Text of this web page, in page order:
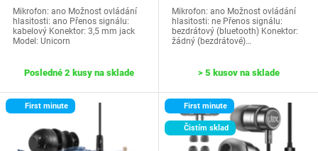
Mikrofon: ano Možnost ovládání
hlasitosti: ano Přenos signálu:
kabelový Konektor: 3,5 mm jack
Model: Unicorn
Posledné 2 kusy na sklade
Mikrofon: ano Možnost ovládání
hlasitosti: ne Přenos signálu:
bezdrátový (bluetooth) Konektor:
žádný (bezdrátové)…
> 5 kusov na sklade
First minute First minute
Čistím sklad